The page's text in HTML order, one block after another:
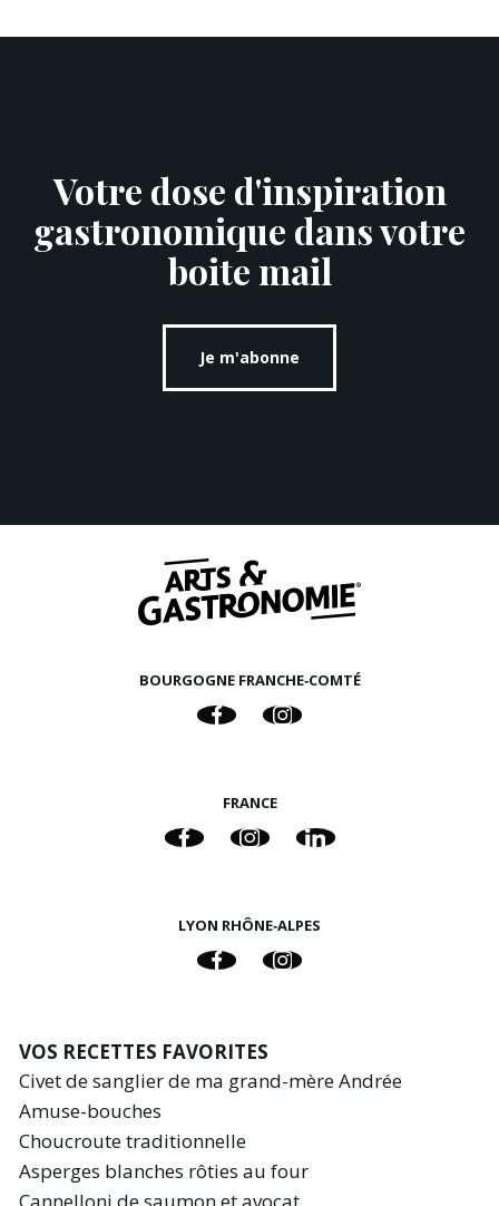
Votre dose d'inspiration
gastronomique dans votre
boite mail
Je m'abonne
BOURGOGNE FRANCHE‑COMTÉ
FRANCE
LYON RHÔNE‑ALPES
VOS RECETTES FAVORITES
Civet de sanglier de ma grand-mère Andrée
Amuse-bouches
Choucroute traditionnelle
Asperges blanches rôties au four